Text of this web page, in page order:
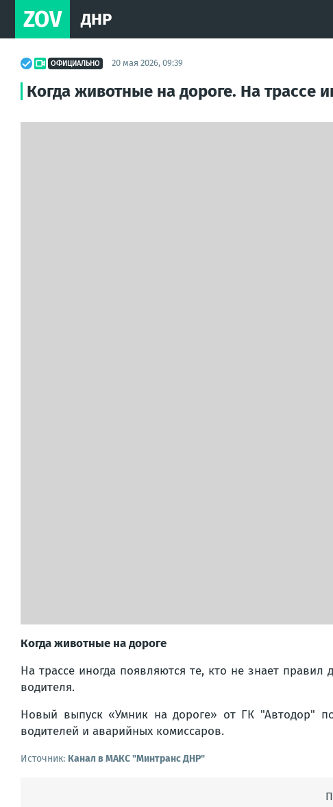
ZOV ДНР
ОФИЦИАЛЬНО 20 мая 2026, 09:39
Когда животные на дороге. На трассе
Когда животные на дороге
На трассе иногда появляются те, кто не знает
водителя.
Новый выпуск «Умник на дороге» от ГК "Автодор"
водителей и аварийных комиссаров.
Источник: Канал в МАКС "Минтранс ДНР"